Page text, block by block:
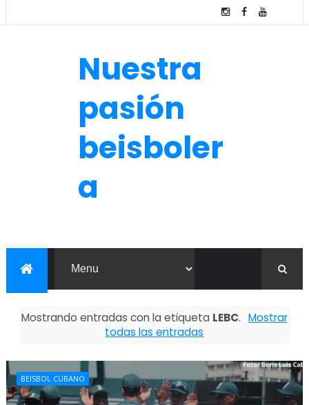
Nuestra
pasión
beisboler
a
Mostrando entradas con la etiqueta LEBC. Mostrar
todas las entradas
BEISBOL CUBANO